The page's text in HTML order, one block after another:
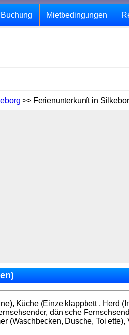
Buchung Mietbedingungen
>> Ferienunterkunft in
Küche (Einzelklappbett , Herd
dänische
Dusche,